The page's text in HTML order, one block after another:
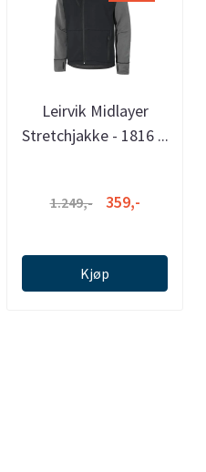
Leirvik Midlayer
Stretchjakke - 1816 ...
1.249,- 359,-
Kjøp